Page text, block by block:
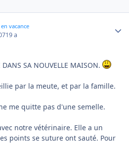
vacance
19 a
DANS SA NOUVELLE MAISON.
par la meute, et par la famille.
me quitte pas d'une semelle.
notre vétérinaire. Elle a un
points se suture ont sauté. Pour